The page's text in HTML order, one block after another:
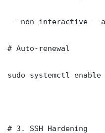
--non-interactive --
# Auto-renewal
sudo systemctl
# 3. SSH Hardening